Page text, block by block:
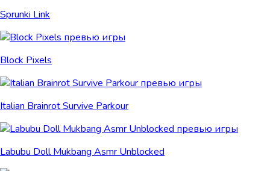
Sprunki Link
Block Pixels
Italian Brainrot Survive Parkour
Labubu Doll Mukbang Asmr Unblocked